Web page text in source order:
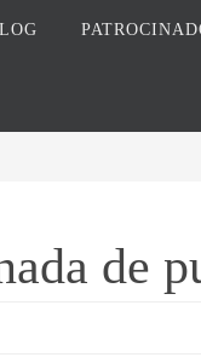
de